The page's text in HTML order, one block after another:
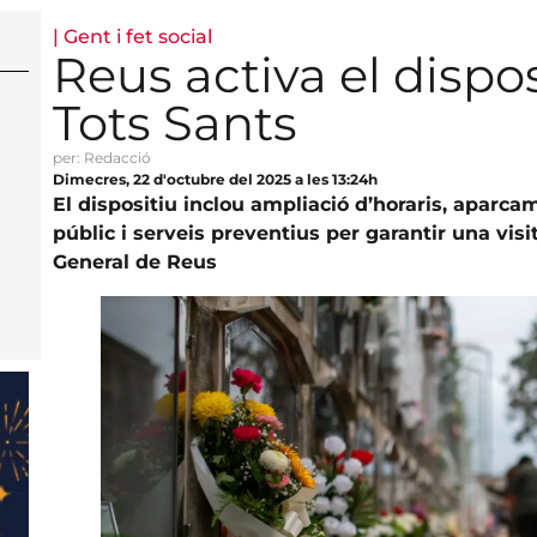
| Gent i fet social
Reus activa el
Tots Sants
per: Redacció
Dimecres, 22 d'octubre del 2025 a les 13:24h
El dispositiu inclou ampliació d’horaris,
públic i serveis preventius per garantir una
General de Reus